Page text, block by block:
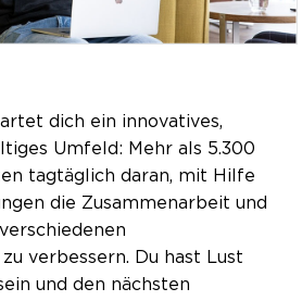
dich ein innovatives,
Umfeld: Mehr als 5.300
tagtäglich daran, mit Hilfe
die Zusammenarbeit und
verbessern. Du hast Lust
und den nächsten